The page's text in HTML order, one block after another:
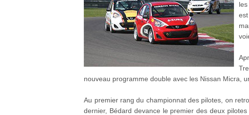
nouveau programme double avec les Nissan Micra,
Au premier rang du championnat des pilotes, on
dernier, Bédard devance le premier des deux